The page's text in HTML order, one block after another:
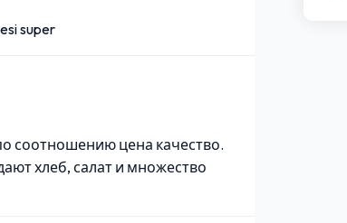
super
соотношению цена качество.
хлеб, салат и множество